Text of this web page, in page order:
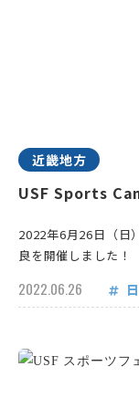
近畿地方
USF Sports
2022年6月26日（日
良を開催しました！
2022.06.26